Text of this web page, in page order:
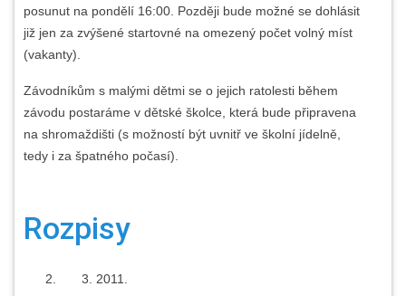
posunut na pondělí 16:00. Později bude možné se dohlásit
již jen za zvýšené startovné na omezený počet volný míst
(vakanty).
Závodníkům s malými dětmi se o jejich ratolesti během
závodu postaráme v dětské školce, která bude připravena
na shromaždišti (s možností být uvnitř ve školní jídelně,
tedy i za špatného počasí).
Rozpisy
2011.